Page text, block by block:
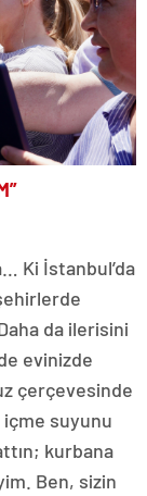
Ki İstanbul’da
da ilerisini
evinizde
çerçevesinde
içme suyunu
kurbana
Ben, sizin